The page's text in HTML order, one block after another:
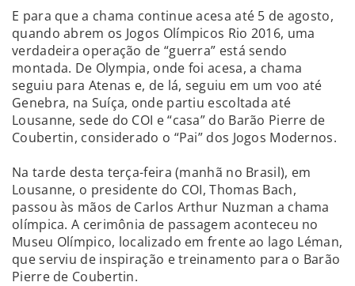
E para que a chama continue acesa até 5 de agosto,
quando abrem os Jogos Olímpicos Rio 2016, uma
verdadeira operação de “guerra” está sendo
montada. De Olympia, onde foi acesa, a chama
seguiu para Atenas e, de lá, seguiu em um voo até
Genebra, na Suíça, onde partiu escoltada até
Lousanne, sede do COI e “casa” do Barão Pierre de
Coubertin, considerado o “Pai” dos Jogos Modernos.
Na tarde desta terça-feira (manhã no Brasil), em
Lousanne, o presidente do COI, Thomas Bach,
passou às mãos de Carlos Arthur Nuzman a chama
olímpica. A cerimônia de passagem aconteceu no
Museu Olímpico, localizado em frente ao lago Léman,
que serviu de inspiração e treinamento para o Barão
Pierre de Coubertin.